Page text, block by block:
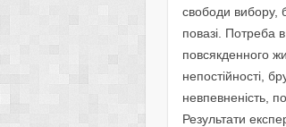
свободи вибору,
повазi. Потреба
повсякденного
непостiйностi,
невпевненiсть,
Результати